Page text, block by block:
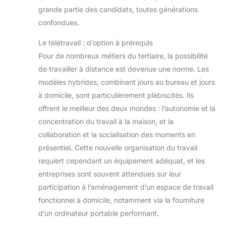
installer, seulement 6
étapes, et est livrée avec
toutes les pièces
personne peut terminer
l'installation en seulement
15 minutes !
grande partie des candidats, toutes générations
confondues.
Le télétravail : d’option à prérequis
Pour de nombreux métiers du tertiaire, la possibilité
de travailler à distance est devenue une norme. Les
modèles hybrides, combinant jours au bureau et jours
à domicile, sont particulièrement plébiscités. Ils
offrent le meilleur des deux mondes : l’autonomie et la
concentration du travail à la maison, et la
collaboration et la socialisation des moments en
présentiel. Cette nouvelle organisation du travail
requiert cependant un équipement adéquat, et les
entreprises sont souvent attendues sur leur
participation à l’aménagement d’un espace de travail
fonctionnel à domicile, notamment via la fourniture
d’un ordinateur portable performant.